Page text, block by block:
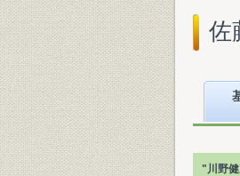
佐
"川野健